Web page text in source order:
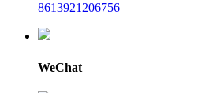
8613921206756
WeChat